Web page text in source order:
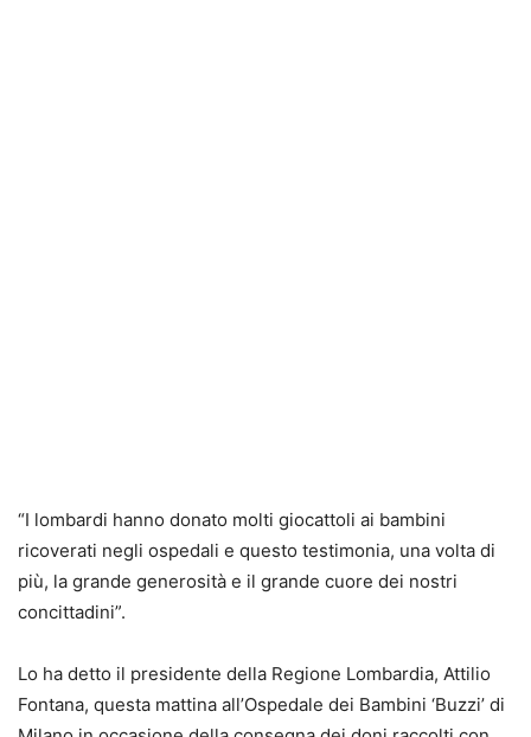
“I lombardi hanno donato molti giocattoli ai bambini
ricoverati negli ospedali e questo testimonia, una volta di
più, la grande generosità e il grande cuore dei nostri
concittadini”.
Lo ha detto il presidente della Regione Lombardia, Attilio
Fontana, questa mattina all’Ospedale dei Bambini ‘Buzzi’ di